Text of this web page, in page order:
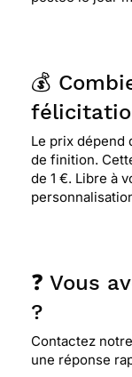
💰
Le prix dépend
de finition.
de 1 €. Libre à
❓ Vous
?
Contactez
une réponse